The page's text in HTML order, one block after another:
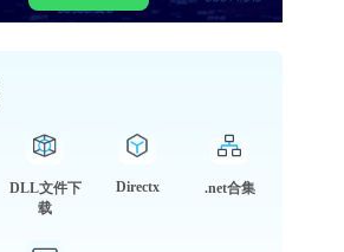
DLL文件下
载
Directx .net合集